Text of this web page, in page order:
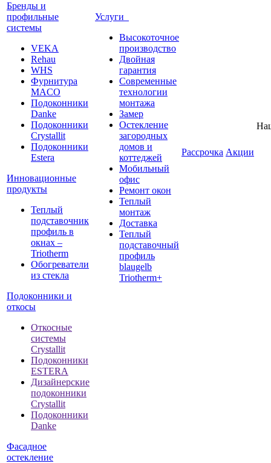
Бренды и
профильные
системы
VEKA
Rehau
WHS
Фурнитура
MACO
Подоконники
Danke
Подоконники
Crystallit
Подоконники
Estera
Инновационные
продукты
Теплый
подставочник
профиль в
окнах –
Triotherm
Обогреватели
из стекла
Подоконники и
откосы
Откосные
системы
Crystallit
Подоконники
ESTERA
Дизайнерские
подоконники
Crystallit
Подоконники
Danke
Фасадное
остекление
Услуги
Высокоточное
производство
Двойная
гарантия
Современные
технологии
монтажа
Замер
Остекление
загородных
домов и
коттеджей
Мобильный
офис
Ремонт окон
Теплый
монтаж
Доставка
Теплый
подставочный
профиль
blaugelb
Triotherm+
Рассрочка Акции